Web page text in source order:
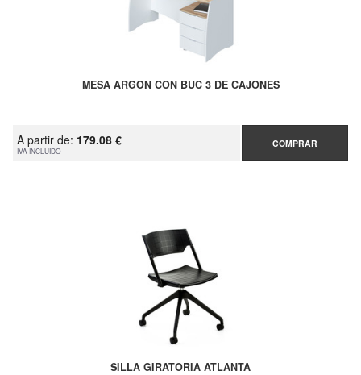
MESA ARGON CON BUC 3 DE CAJONES
A partir de: 179.08 €
IVA INCLUIDO
COMPRAR
SILLA GIRATORIA ATLANTA